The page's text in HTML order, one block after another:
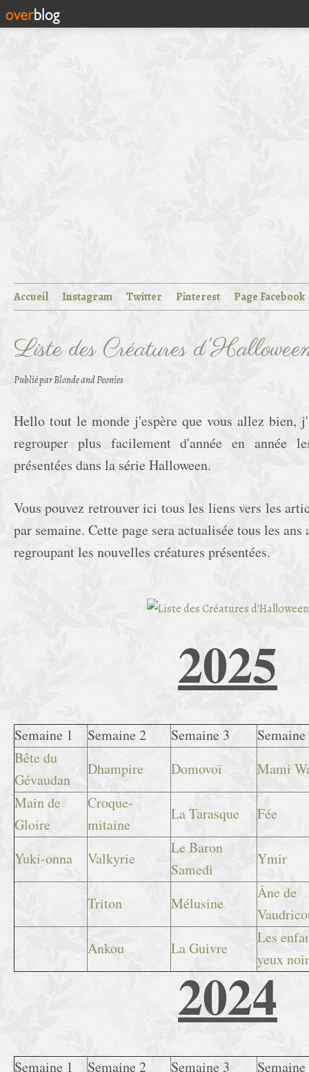
Accueil Instagram Twitter Pinterest Page Facebook
Liste des Créatures
Publié par Blonde and Peonies
Hello tout le monde j'espère que vous allez bien,
regrouper plus facilement d'année en année
présentées dans la série Halloween.
Vous pouvez retrouver ici tous les liens vers les
par semaine. Cette page sera actualisée tous les ans
regroupant les nouvelles créatures présentées.
2025
Semaine 1 Semaine 2 Semaine 3
Bête du
Gévaudan
Dhampire Domovoï
Mami
Main de
Gloire
Croque-
mitaine
La Tarasque Fée
Yuki-onna Valkyrie
Le Baron
Samedi
Ymir
Triton Mélusine
Âne de
Ankou
La Guivre
Les
yeux
2024
Semaine 1 Semaine 2 Semaine 3